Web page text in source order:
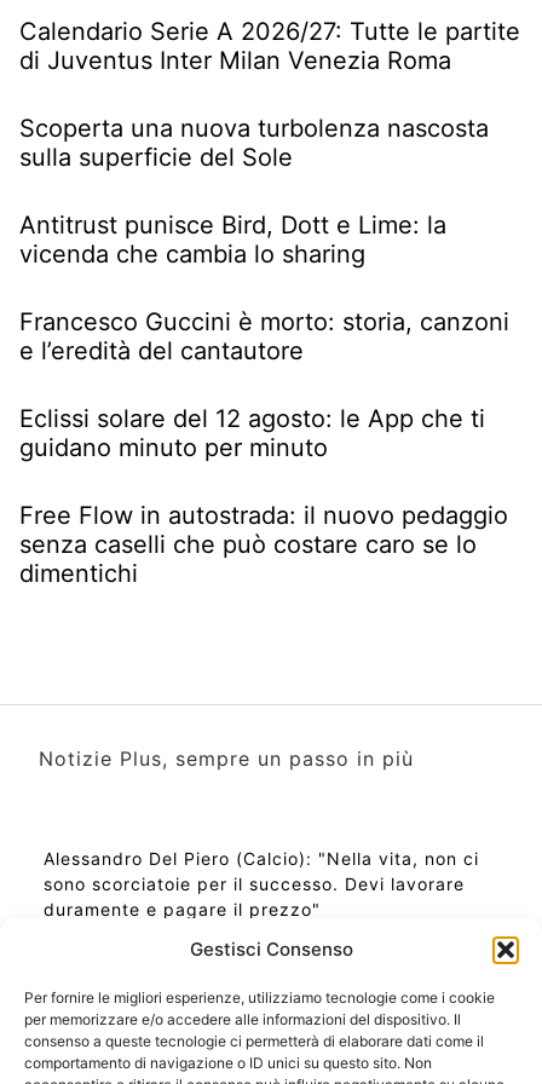
Gestisci Consenso
Per fornire le migliori esperienze, utilizziamo tecnologie come i cookie
per memorizzare e/o accedere alle informazioni del dispositivo. Il
consenso a queste tecnologie ci permetterà di elaborare dati come il
comportamento di navigazione o ID unici su questo sito. Non
Calendario Serie A 2026/27: Tutte le partite
di Juventus Inter Milan Venezia Roma
Scoperta una nuova turbolenza nascosta
sulla superficie del Sole
Antitrust punisce Bird, Dott e Lime: la
vicenda che cambia lo sharing
Francesco Guccini è morto: storia, canzoni
e l’eredità del cantautore
Eclissi solare del 12 agosto: le App che ti
guidano minuto per minuto
Free Flow in autostrada: il nuovo pedaggio
senza caselli che può costare caro se lo
dimentichi
Notizie Plus, sempre un passo in più
Alessandro Del Piero (Calcio): "Nella vita, non ci
sono scorciatoie per il successo. Devi lavorare
duramente e pagare il prezzo"
Ora Esatta in Italia in questo momento
Ti Senti Strano Ultimamente? Potrebbe Essere per
la Risonanza di Schumann